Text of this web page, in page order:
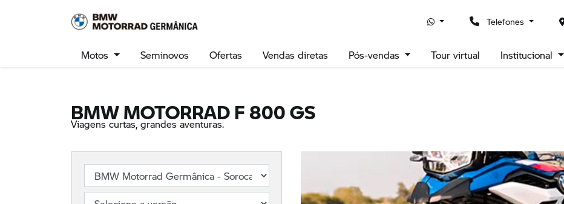
Telefones
Motos Seminovos Ofertas Vendas diretas Pós-vendas Tour virtual Institucional
BMW MOTORRADF 800 GS
Viagens curtas, grandes aventuras.